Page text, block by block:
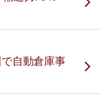
自動倉庫事